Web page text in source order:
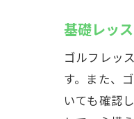
基礎レッ
ゴルフレッ
す。また、
いても確認